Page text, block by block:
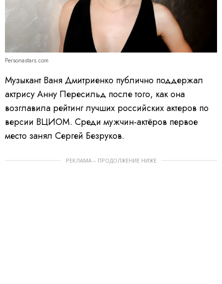
Personastars.com
Музыкант Ваня Дмитриенко публично поддержал
актрису Анну Пересильд после того, как она
возглавила рейтинг лучших российских актеров по
версии ВЦИОМ. Среди мужчин-актёров первое
место занял Сергей Безруков.
РЕКЛАМА – ПРОДОЛЖЕНИЕ НИЖЕ